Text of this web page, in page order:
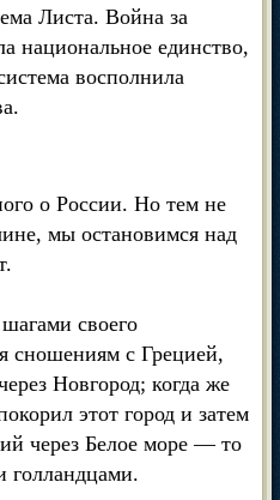
Листа. Война за
национальное единство,
восполнила
о России. Но тем не
мы остановимся над
своего
сношениям с Грецией,
Новгород; когда же
этот город и затем
через Белое море — то
голландцами.